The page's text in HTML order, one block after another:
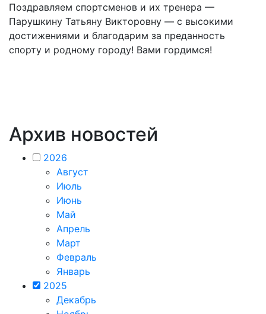
Поздравляем спортсменов и их тренера —
Парушкину Татьяну Викторовну — с высокими
достижениями и благодарим за преданность
спорту и родному городу! Вами гордимся!
Архив новостей
2026
Август
Июль
Июнь
Май
Апрель
Март
Февраль
Январь
2025
Декабрь